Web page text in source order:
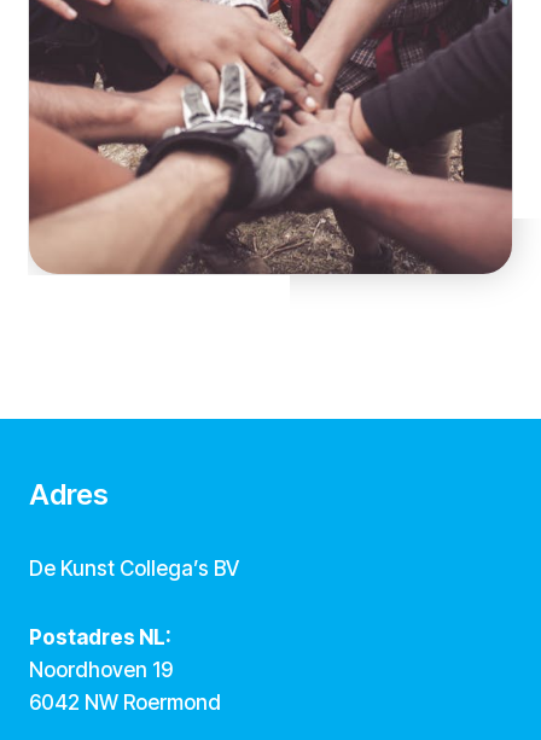
Adres
De Kunst Collega’s BV
Postadres NL:
Noordhoven 19
6042 NW Roermond